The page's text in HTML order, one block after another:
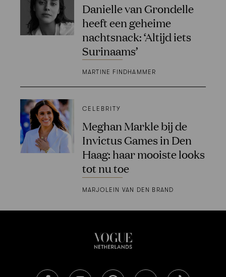
Danielle van Grondelle
heeft een geheime
nachtsnack: ‘Altijd iets
Surinaams’
MARTINE FINDHAMMER
CELEBRITY
Meghan Markle bij de
Invictus Games in Den
Haag: haar mooiste looks
tot nu toe
MARJOLEIN VAN DEN BRAND